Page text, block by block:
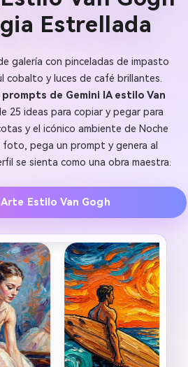
Estrellada
galería con pinceladas de impasto
cobalto y luces de café brillantes.
de Gemini IA estilo Van
25 ideas para copiar y pegar para
y el icónico ambiente de Noche
foto, pega un prompt y genera al
se sienta como una obra maestra.
Arte Estilo Van Gogh